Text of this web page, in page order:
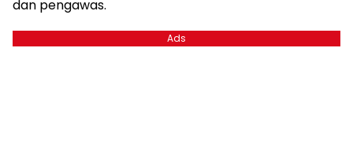
dan pengawas.
Ads